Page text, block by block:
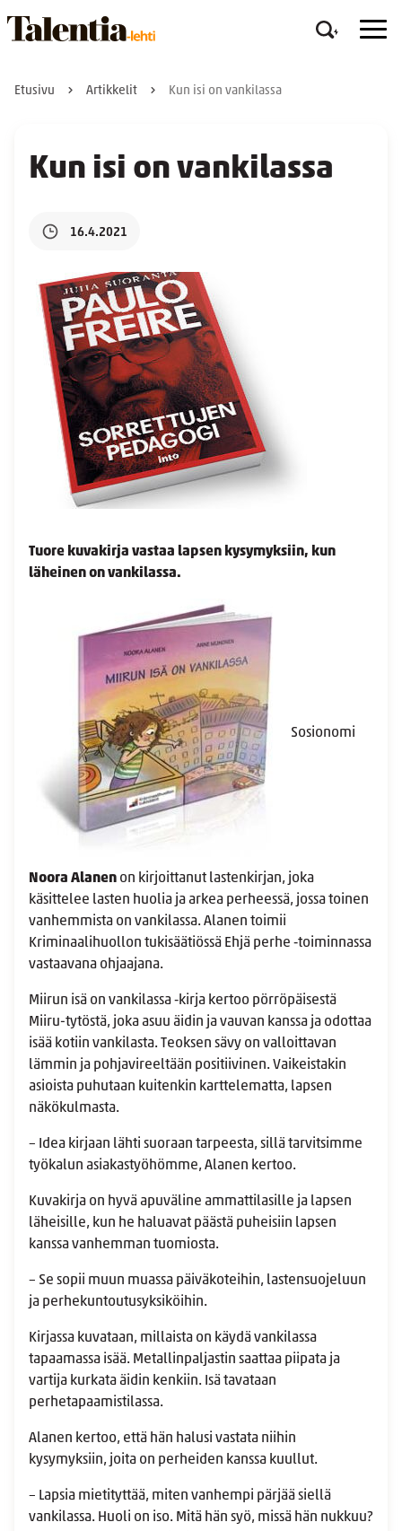
Etusivu Artikkelit Kun isi on vankilassa
Kun isi on vankilassa
16.4.2021
Tuore kuvakirja vastaa lapsen kysymyksiin, kun
läheinen on vankilassa.
Sosionomi
Noora Alanen on kirjoittanut lastenkirjan, joka
käsittelee lasten huolia ja arkea perheessä, jossa toinen
vanhemmista on vankilassa. Alanen toimii
Kriminaalihuollon tukisäätiössä Ehjä perhe ‑toiminnassa
vastaavana ohjaajana.
Miirun isä on vankilassa ‑kirja kertoo pörröpäisestä
Miiru-tytöstä, joka asuu äidin ja vauvan kanssa ja odottaa
isää kotiin vankilasta. Teoksen sävy on valloittavan
lämmin ja pohjavireeltään positiivinen. Vaikeistakin
asioista puhutaan kuitenkin karttelematta, lapsen
näkökulmasta.
– Idea kirjaan lähti suoraan tarpeesta, sillä tarvitsimme
työkalun asiakastyöhömme, Alanen kertoo.
Kuvakirja on hyvä apuväline ammattilasille ja lapsen
läheisille, kun he haluavat päästä puheisiin lapsen
kanssa vanhemman tuomiosta.
– Se sopii muun muassa päiväkoteihin, lastensuojeluun
ja perhekuntoutusyksiköihin.
Kirjassa kuvataan, millaista on käydä vankilassa
tapaamassa isää. Metallinpaljastin saattaa piipata ja
vartija kurkata äidin kenkiin. Isä tavataan
perhetapaamistilassa.
Alanen kertoo, että hän halusi vastata niihin
kysymyksiin, joita on perheiden kanssa kuullut.
– Lapsia mietityttää, miten vanhempi pärjää siellä
vankilassa. Huoli on iso. Mitä hän syö, missä hän nukkuu?